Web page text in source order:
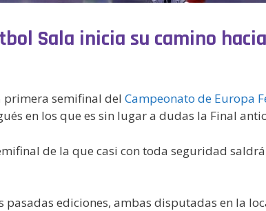
Sala inicia su camino
primera semifinal del Campeonato de Europa
en los que es sin lugar a dudas la Final
de la que casi con toda seguridad
pasadas ediciones, ambas disputadas en la